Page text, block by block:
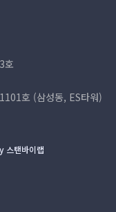
호
호 (삼성동, ES타워)
스탠바이랩